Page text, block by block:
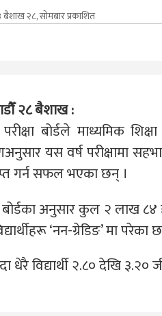
२८, सोमबारप्रकाशित
२८ बैशाख :
परीक्षा बोर्डले माध्यमिक
यस वर्ष परीक्षामा
गर्न सफल भएका छन् ।
बोर्डका अनुसार कुल २ लाख
‘नन-ग्रेडिङ’ मा परेका
धेरै विद्यार्थी २.८० देखि